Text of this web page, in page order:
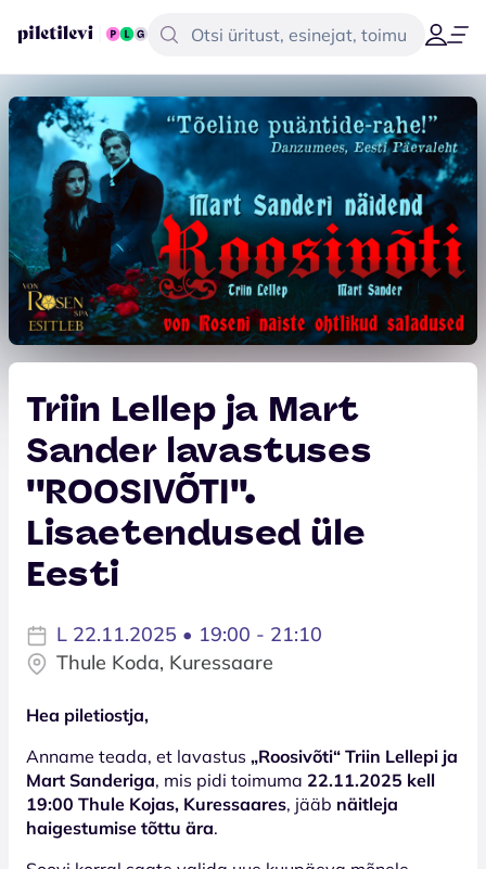
Triin Lellep ja Mart
Sander lavastuses
''ROOSIVÕTI''.
Lisaetendused üle
Eesti
L 22.11.2025 • 19:00 - 21:10
Thule Koda, Kuressaare
Hea piletiostja,
Anname teada, et lavastus „Roosivõti“ Triin Lellepi ja
Mart Sanderiga, mis pidi toimuma 22.11.2025 kell
19:00 Thule Kojas, Kuressaares, jääb näitleja
haigestumise tõttu ära.